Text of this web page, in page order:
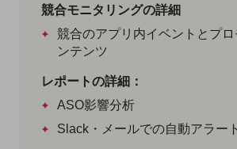
競合モニタリングの詳細
競合のアプリ内イベントとプロ
ンテンツ
レポートの詳細：
ASO影響分析
Slack・メールでの自動アラート